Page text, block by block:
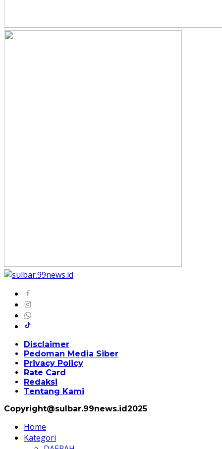
Disclaimer
Pedoman Media Siber
Privacy Policy
Rate Card
Redaksi
Tentang Kami
Copyright@sulbar.99news.id2025
Home
Kategori